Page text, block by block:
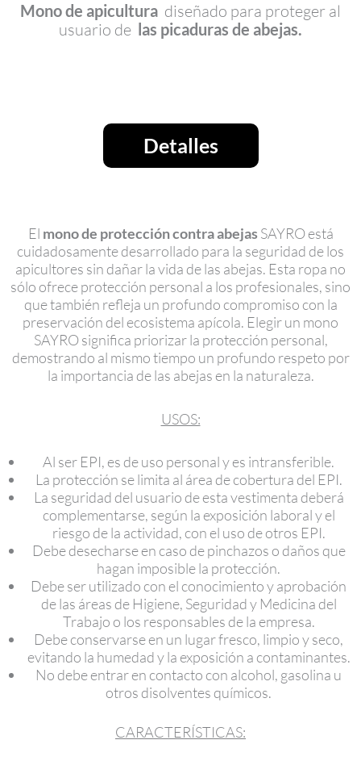
Mono de apicultura diseñado para proteger al
usuario de las picaduras de abejas.
Detalles
El mono de protección contra abejas SAYRO está
cuidadosamente desarrollado para la seguridad de los
apicultores sin dañar la vida de las abejas. Esta ropa no
sólo ofrece protección personal a los profesionales, sino
que también refleja un profundo compromiso con la
preservación del ecosistema apícola. Elegir un mono
SAYRO significa priorizar la protección personal,
demostrando al mismo tiempo un profundo respeto por
la importancia de las abejas en la naturaleza.
USOS:
Al ser EPI, es de uso personal y es intransferible.
La protección se limita al área de cobertura del EPI.
La seguridad del usuario de esta vestimenta deberá
complementarse, según la exposición laboral y el
riesgo de la actividad, con el uso de otros EPI.
Debe desecharse en caso de pinchazos o daños que
hagan imposible la protección.
Debe ser utilizado con el conocimiento y aprobación
de las áreas de Higiene, Seguridad y Medicina del
Trabajo o los responsables de la empresa.
Debe conservarse en un lugar fresco, limpio y seco,
evitando la humedad y la exposición a contaminantes.
No debe entrar en contacto con alcohol, gasolina u
otros disolventes químicos.
CARACTERÍSTICAS: